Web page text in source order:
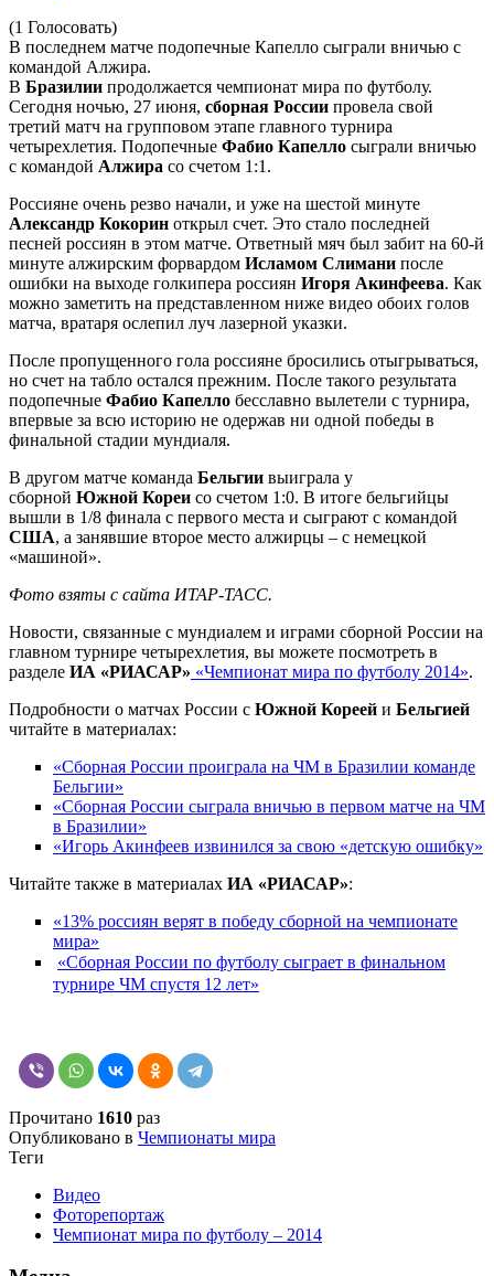
(1 Голосовать)
В последнем матче подопечные Капелло сыграли вничью с
командой Алжира.
В Бразилии продолжается чемпионат мира по футболу.
Сегодня ночью, 27 июня, сборная России провела свой
третий матч на групповом этапе главного турнира
четырехлетия. Подопечные Фабио Капелло сыграли вничью
с командой Алжира со счетом 1:1.
Россияне очень резво начали, и уже на шестой минуте
Александр Кокорин открыл счет. Это стало последней
песней россиян в этом матче. Ответный мяч был забит на 60-й
минуте алжирским форвардом Исламом Слимани после
ошибки на выходе голкипера россиян Игоря Акинфеева. Как
можно заметить на представленном ниже видео обоих голов
матча, вратаря ослепил луч лазерной указки.
После пропущенного гола россияне бросились отыгрываться,
но счет на табло остался прежним. После такого результата
подопечные Фабио Капелло бесславно вылетели с турнира,
впервые за всю историю не одержав ни одной победы в
финальной стадии мундиаля.
В другом матче команда Бельгии выиграла у
сборной Южной Кореи со счетом 1:0. В итоге бельгийцы
вышли в 1/8 финала с первого места и сыграют с командой
США, а занявшие второе место алжирцы – с немецкой
«машиной».
Фото взяты с сайта ИТАР-ТАСС.
Новости, связанные с мундиалем и играми сборной России на
главном турнире четырехлетия, вы можете посмотреть в
разделе ИА «РИАСАР» «Чемпионат мира по футболу 2014».
Подробности о матчах России с Южной Кореей и Бельгией
читайте в материалах:
«Сборная России проиграла на ЧМ в Бразилии команде
Бельгии»
«Сборная России сыграла вничью в первом матче на ЧМ
в Бразилии»
«Игорь Акинфеев извинился за свою «детскую ошибку»
Читайте также в материалах ИА «РИАСАР»:
«13% россиян верят в победу сборной на чемпионате
мира»
«Сборная России по футболу сыграет в финальном
турнире ЧМ спустя 12 лет»
Прочитано 1610 раз
Опубликовано в Чемпионаты мира
Теги
Видео
Фоторепортаж
Чемпионат мира по футболу – 2014